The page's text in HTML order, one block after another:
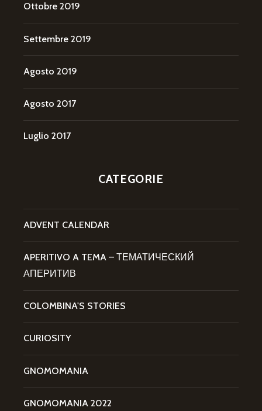
Ottobre 2019
Settembre 2019
Agosto 2019
Agosto 2017
Luglio 2017
CATEGORIE
ADVENT CALENDAR
APERITIVO A TEMA – ТЕМАТИЧЕСКИЙ
АПЕРИТИВ
COLOMBINA'S STORIES
CURIOSITY
GNOMOMANIA
GNOMOMANIA 2022